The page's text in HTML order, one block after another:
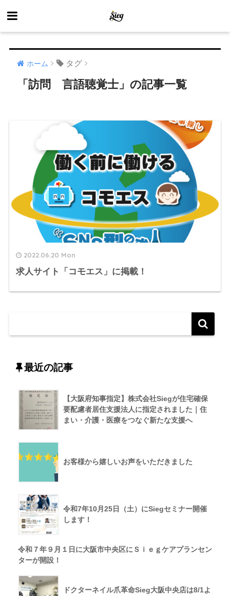
ホーム タグ
「訪問 言語聴覚士」の記事一覧
2022.06.20 Mon
求人サイト「コモエス」に掲載！
最近の記事
【大阪府知事指定】株式会社Siegが住宅確保
要配慮者居住支援法人に指定されました｜住
まい・介護・医療をつなぐ新たな支援へ
お客様から嬉しいお声をいただきました
令和7年10月25日（土）にSiegセミナー開催
します！
令和７年９月１日に大阪市中央区にＳｉｅｇケアプランセン
ターが開設！
ドクターネイル爪革命Sieg大阪中央店は8/1よ